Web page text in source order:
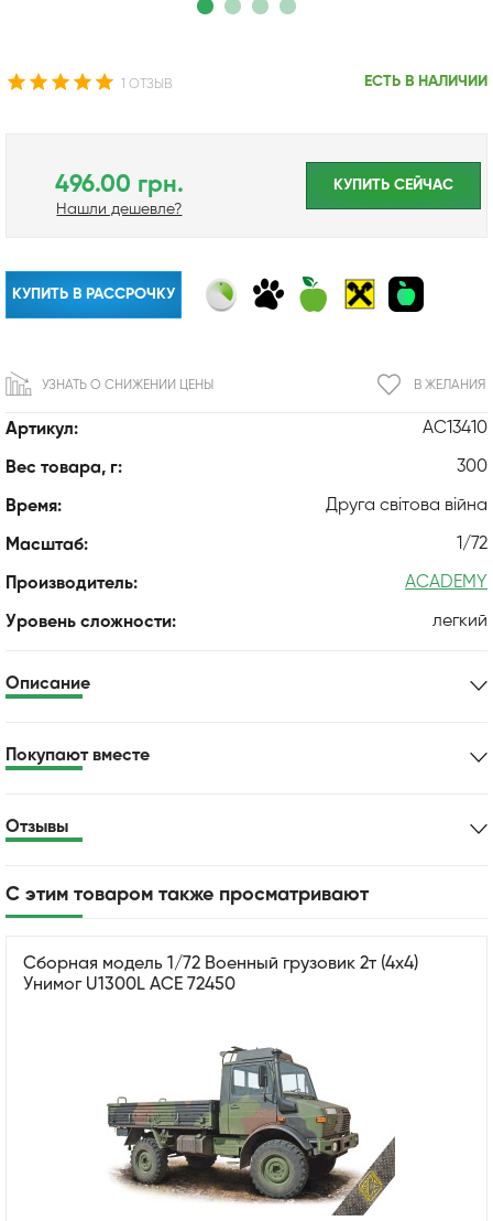
1 ОТЗЫВ ЕСТЬ В НАЛИЧИИ
Артикул: AC13410
Вес товара, г: 300
Время: Друга світова війна
Масштаб: 1/72
Производитель: ACADEMY
Уровень сложности: легкий
496.00 грн.
Нашли дешевле?
КУПИТЬ CЕЙЧАС
КУПИТЬ В РАССРОЧКУ
В ЖЕЛАНИЯ
УЗНАТЬ О СНИЖЕНИИ ЦЕНЫ
Описание
Покупают вместе
Отзывы
С этим товаром также просматривают
Сборная модель 1/72 Военный грузовик 2т (4x4)
Унимог U1300L ACE 72450